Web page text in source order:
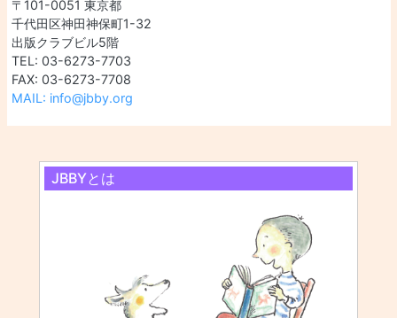
〒101-0051 東京都
千代田区神田神保町1-32
出版クラブビル5階
TEL: 03-6273-7703
FAX: 03-6273-7708
MAIL: info@jbby.org
JBBYとは